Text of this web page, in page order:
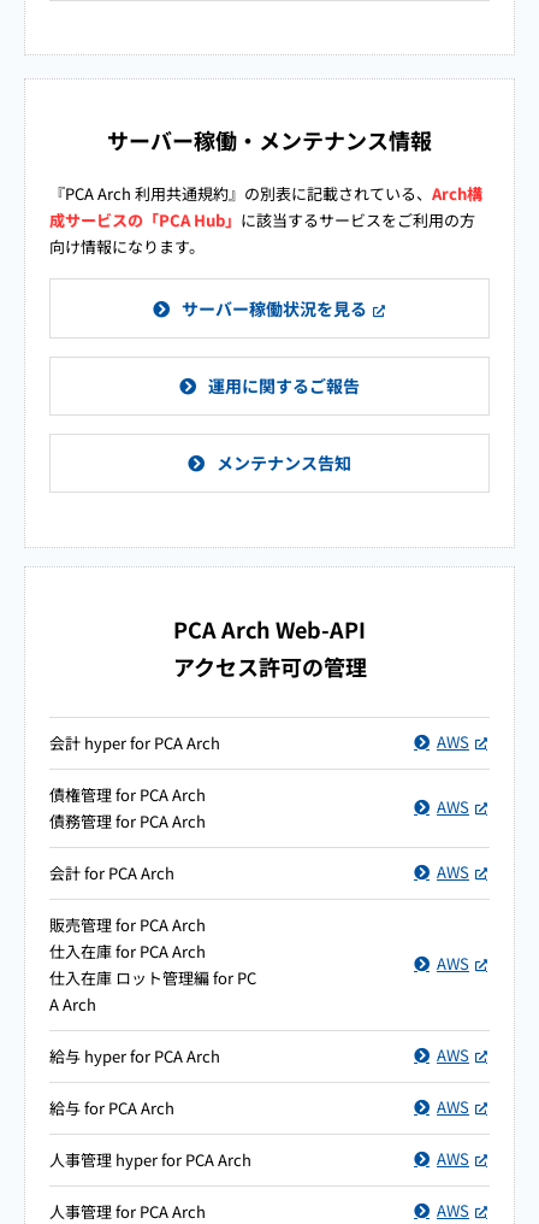
サーバー稼働・メンテナンス情報
『PCA Arch 利用共通規約』の別表に記載されている、 Arch構
成サービスの「PCA Hub」 に該当するサービスをご利用の方
向け情報になります。
サーバー稼働状況を見る
運用に関するご報告
メンテナンス告知
PCA Arch Web-API
アクセス許可の管理
会計 hyper for PCA Arch AWS
債権管理 for PCA Arch
債務管理 for PCA Arch
AWS
会計 for PCA Arch AWS
販売管理 for PCA Arch
仕入在庫 for PCA Arch
仕入在庫 ロット管理編 for PC
A Arch
AWS
給与 hyper for PCA Arch AWS
給与 for PCA Arch AWS
人事管理 hyper for PCA Arch AWS
人事管理 for PCA Arch AWS